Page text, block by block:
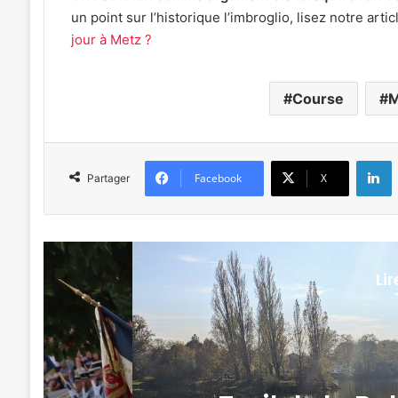
un point sur l’historique l’imbroglio, lisez notre
jour à Metz ?
Course
Partager Facebook X